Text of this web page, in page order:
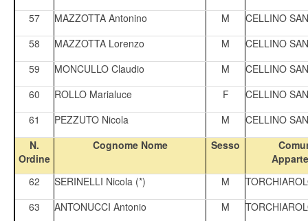
57
MAZZOTTA Antonino M
CELLINO
58
MAZZOTTA Lorenzo M
CELLINO
59
MONCULLO Claudio M
CELLINO
60
ROLLO Marialuce F
CELLINO
61
PEZZUTO Nicola M
CELLINO
N.
Ordine
Cognome Nome Sesso
62
SERINELLI Nicola (*) M
63
ANTONUCCI Antonio M